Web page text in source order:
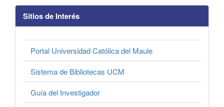
Sitios de Interés
Portal Universidad Católica del Maule
Sistema de Bibliotecas UCM
Guía del Investigador